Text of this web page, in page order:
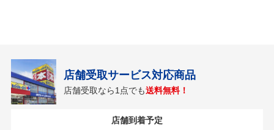
店舗受取サービス対応商品
店舗受取なら1点でも送料無料！
店舗到着予定